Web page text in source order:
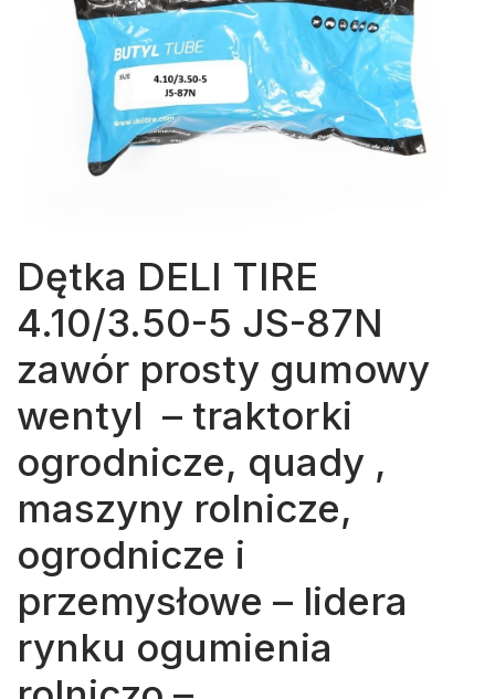
Dętka DELI TIRE
4.10/3.50-5 JS-87N
zawór prosty gumowy
wentyl – traktorki
ogrodnicze, quady ,
maszyny rolnicze,
ogrodnicze i
przemysłowe – lidera
rynku ogumienia